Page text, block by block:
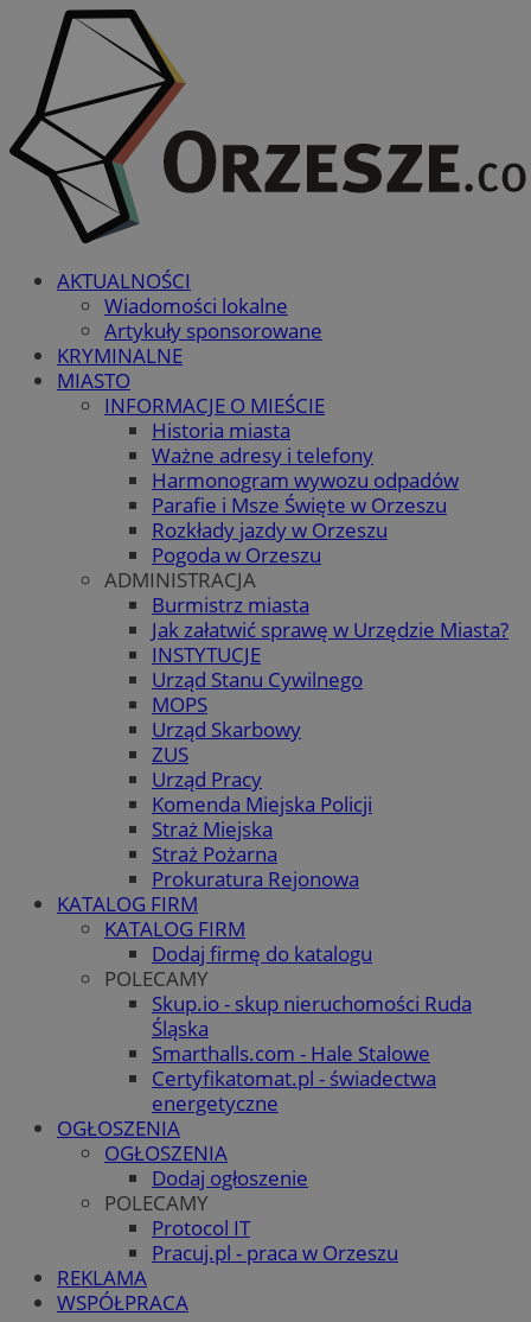
AKTUALNOŚCI
Wiadomości lokalne
Artykuły sponsorowane
KRYMINALNE
MIASTO
INFORMACJE O MIEŚCIE
Historia miasta
Ważne adresy i telefony
Harmonogram wywozu odpadów
Parafie i Msze Święte w Orzeszu
Rozkłady jazdy w Orzeszu
Pogoda w Orzeszu
ADMINISTRACJA
Burmistrz miasta
Jak załatwić sprawę w Urzędzie Miasta?
INSTYTUCJE
Urząd Stanu Cywilnego
MOPS
Urząd Skarbowy
ZUS
Urząd Pracy
Komenda Miejska Policji
Straż Miejska
Straż Pożarna
Prokuratura Rejonowa
KATALOG FIRM
KATALOG FIRM
Dodaj firmę do katalogu
POLECAMY
Skup.io - skup nieruchomości Ruda
Śląska
Smarthalls.com - Hale Stalowe
Certyfikatomat.pl - świadectwa
energetyczne
OGŁOSZENIA
OGŁOSZENIA
Dodaj ogłoszenie
POLECAMY
Protocol IT
Pracuj.pl - praca w Orzeszu
REKLAMA
WSPÓŁPRACA